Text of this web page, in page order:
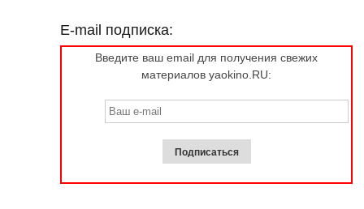
E-mail подписка:
Введите ваш email для получения свежих
материалов yaokino.RU: